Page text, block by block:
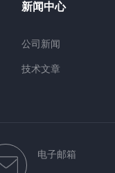
新闻中心
公司新闻
技术文章
电子邮箱